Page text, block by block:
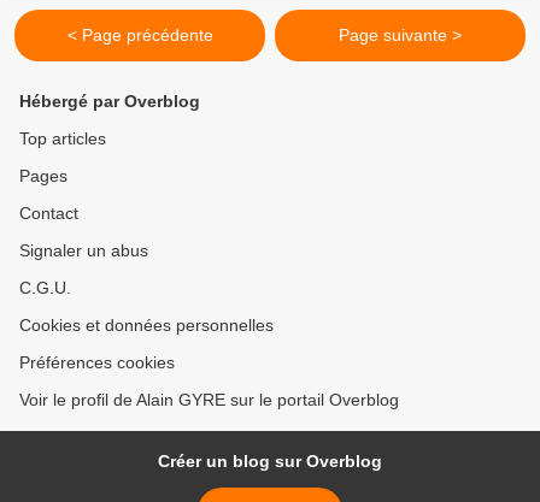
< Page précédente Page suivante >
Hébergé par Overblog
Top articles
Pages
Contact
Signaler un abus
C.G.U.
Cookies et données personnelles
Préférences cookies
Voir le profil de Alain GYRE sur le portail Overblog
Créer un blog sur Overblog